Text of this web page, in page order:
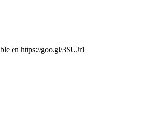
en https://goo.gl/3SUJr1